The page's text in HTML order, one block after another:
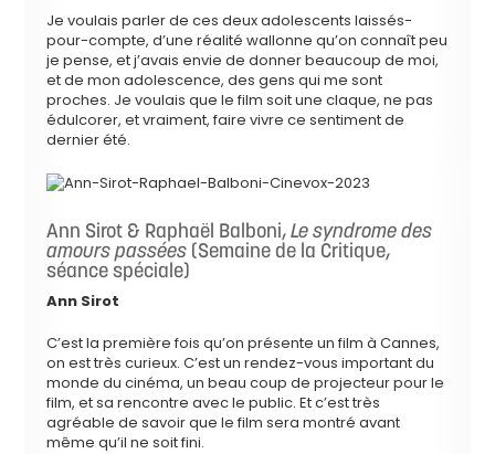
Je voulais parler de ces deux adolescents laissés-
pour-compte, d’une réalité wallonne qu’on connaît peu
je pense, et j’avais envie de donner beaucoup de moi,
et de mon adolescence, des gens qui me sont
proches. Je voulais que le film soit une claque, ne pas
édulcorer, et vraiment, faire vivre ce sentiment de
dernier été.
Ann Sirot & Raphaël Balboni,Le syndrome des
amours passées (Semaine de la Critique,
séance spéciale)
Ann Sirot
C’est la première fois qu’on présente un film à Cannes,
on est très curieux. C’est un rendez-vous important du
monde du cinéma, un beau coup de projecteur pour le
film, et sa rencontre avec le public. Et c’est très
agréable de savoir que le film sera montré avant
même qu’il ne soit fini.